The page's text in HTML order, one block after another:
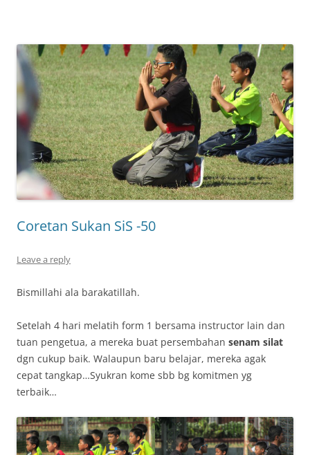
Coretan Sukan SiS -50
Leave a reply
Bismillahi ala barakatillah.
Setelah 4 hari melatih form 1 bersama instructor lain dan
tuan pengetua, a mereka buat persembahan senam silat
dgn cukup baik. Walaupun baru belajar, mereka agak
cepat tangkap…Syukran kome sbb bg komitmen yg
terbaik…